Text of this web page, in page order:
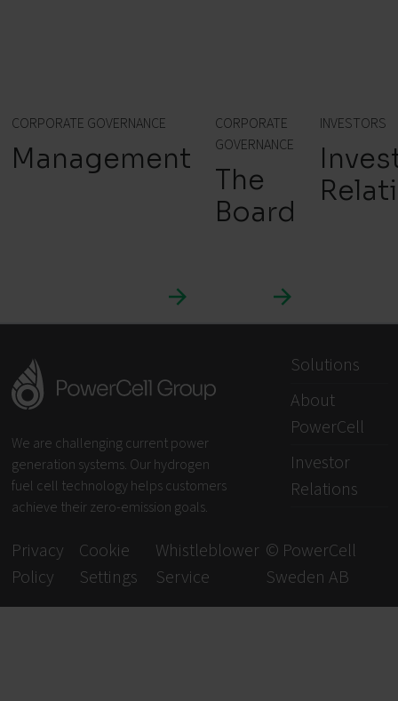
CORPORATE GOVERNANCE
Management
CORPORATE
GOVERNANCE
The
Board
INVESTORS
We are challenging current power
generation systems. Our hydrogen
fuel cell technology helps customers
achieve their zero-emission goals.
Solutions
About
PowerCell
Investor
Relations
Privacy
Policy
Cookie
Settings
Whistleblower
Service
© PowerCell
Sweden AB